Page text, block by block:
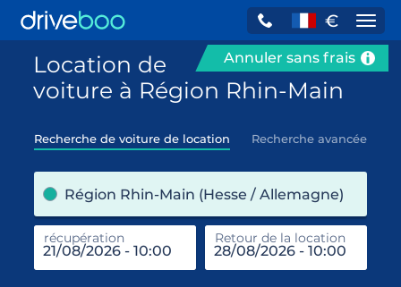
€
Annuler sans frais
Location de
voiture à Région Rhin-Main
Recherche de voiture de location Recherche avancée
Région Rhin-Main (Hesse / Allemagne)
récupération Retour de la location